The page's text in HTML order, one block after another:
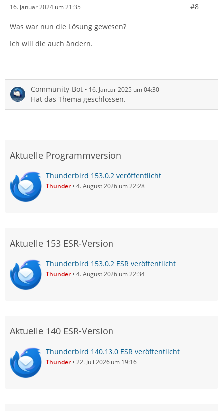
16. Januar 2024 um 21:35 #8
Was war nun die Lösung gewesen?
Ich will die auch ändern.
Community-Bot 16. Januar 2025 um 04:30
Hat das Thema geschlossen.
Aktuelle Programmversion
Thunderbird 153.0.2 veröffentlicht
Thunder 4. August 2026 um 22:28
Aktuelle 153 ESR-Version
Thunderbird 153.0.2 ESR veröffentlicht
Thunder 4. August 2026 um 22:34
Aktuelle 140 ESR-Version
Thunderbird 140.13.0 ESR veröffentlicht
Thunder 22. Juli 2026 um 19:16